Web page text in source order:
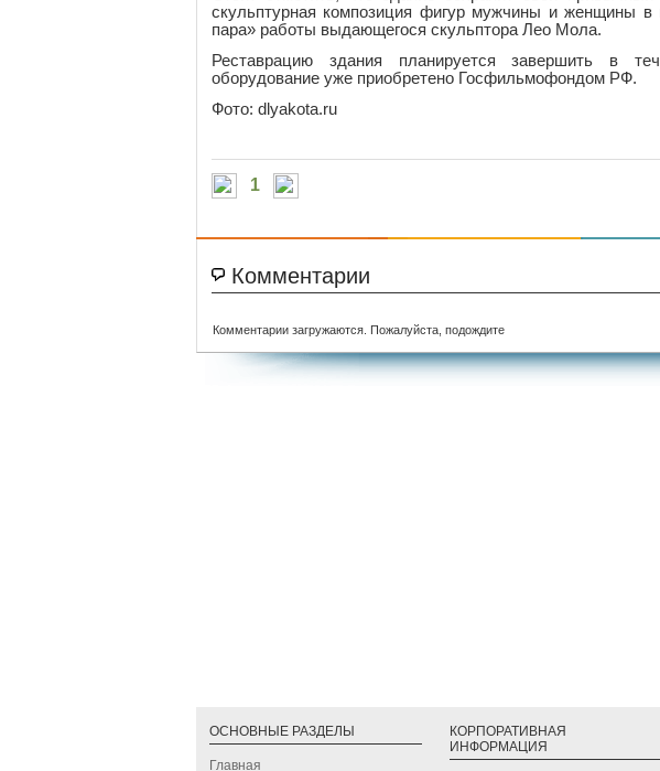
скульптурная композиция фигур мужчины и женщины
пара» работы выдающегося скульптора Лео Мола.
Реставрацию здания планируется завершить в
оборудование уже приобретено Госфильмофондом РФ.
Фото: dlyakota.ru
1
Комментарии
Комментарии загружаются. Пожалуйста, подождите
ОСНОВНЫЕ РАЗДЕЛЫ
Главная
КОРПОРАТИВНАЯ
ИНФОРМАЦИЯ